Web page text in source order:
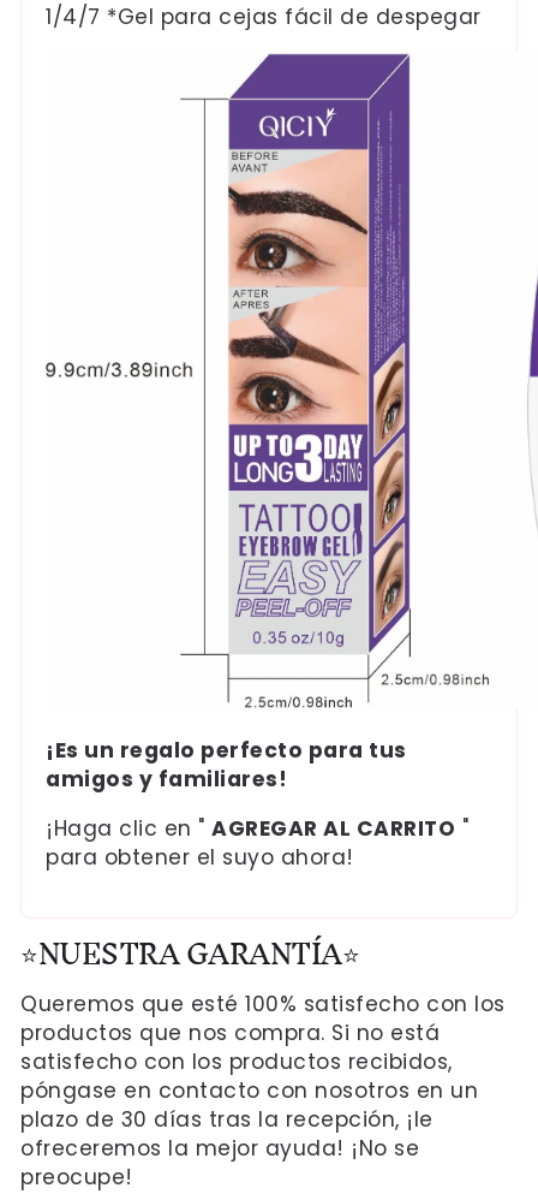
1/4/7 *Gel para cejas fácil de despegar
¡Es un regalo perfecto para tus
amigos y familiares!
¡Haga clic en "AGREGAR AL CARRITO "
para obtener el suyo ahora!
⭐NUESTRA GARANTÍA⭐
Queremos que esté 100% satisfecho con los
productos que nos compra. Si no está
satisfecho con los productos recibidos,
póngase en contacto con nosotros en un
plazo de 30 días tras la recepción, ¡le
ofreceremos la mejor ayuda! ¡No se
preocupe!